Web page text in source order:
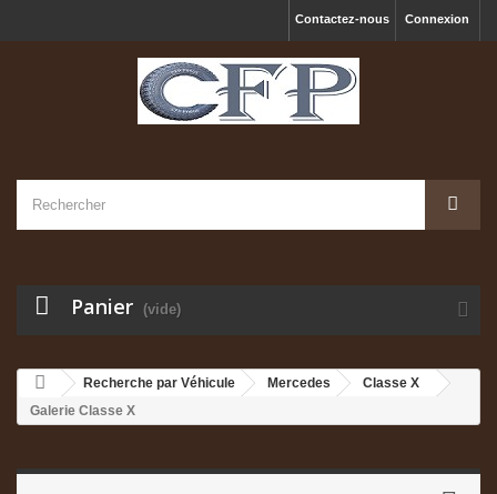
Connexion
Contactez-nous
Panier (vide)
Recherche par Véhicule Mercedes
Classe X
Galerie Classe X